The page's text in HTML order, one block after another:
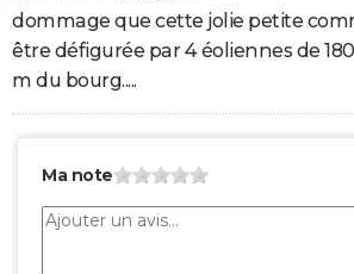
dommage que cette jolie petite
être défigurée par 4 éoliennes de
m du bourg.....
Ma note